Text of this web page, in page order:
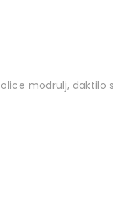
modrulj, daktilo